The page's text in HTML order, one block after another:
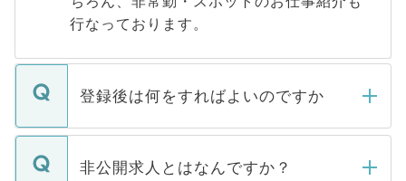
行なっております。
登録後は何をすればよいのですか
ご登録いただきましたら、弊社担当者がご
登録内容を確認し、その後メールもしくは
非公開求人とはなんですか？